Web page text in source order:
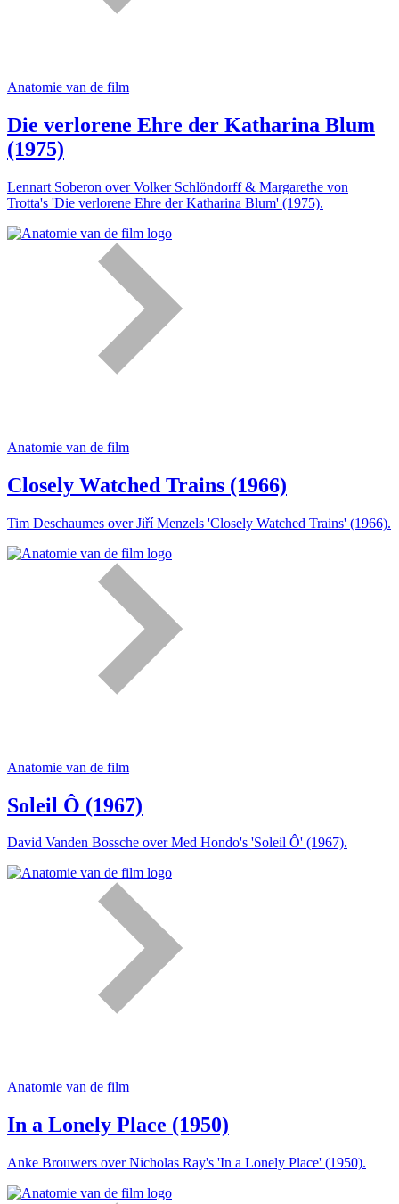
Anatomie van de film
Die verlorene Ehre der Katharina Blum
(1975)
Lennart Soberon over Volker Schlöndorff & Margarethe von
Trotta's 'Die verlorene Ehre der Katharina Blum' (1975).
Anatomie van de film
Closely Watched Trains (1966)
Tim Deschaumes over Jiří Menzels 'Closely Watched Trains' (1966).
Anatomie van de film
Soleil Ô (1967)
David Vanden Bossche over Med Hondo's 'Soleil Ô' (1967).
Anatomie van de film
In a Lonely Place (1950)
Anke Brouwers over Nicholas Ray's 'In a Lonely Place' (1950).